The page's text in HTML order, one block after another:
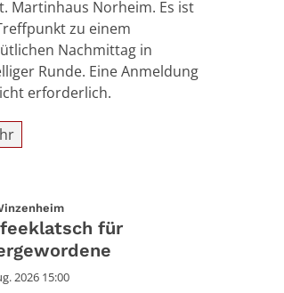
Martinhaus Norheim. Es ist
zu einem
Nachmittag in
Runde. Eine Anmeldung
erforderlich.
:
für
2026 15:00